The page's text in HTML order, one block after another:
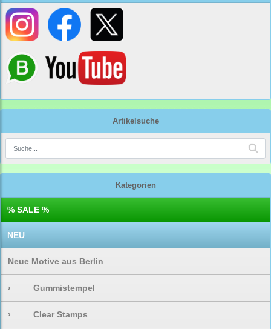
Artikelsuche
Kategorien
% SALE %
NEU
Neue Motive aus Berlin
› Gummistempel
› Clear Stamps